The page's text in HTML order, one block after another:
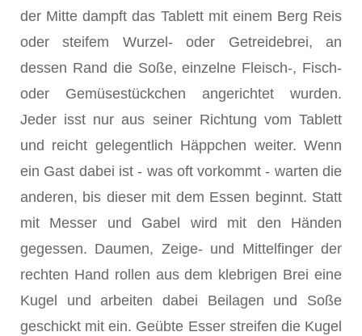
der Mitte dampft das Tablett mit einem Berg Reis
oder steifem Wurzel- oder Getreidebrei, an
dessen Rand die Soße, einzelne Fleisch-, Fisch-
oder Gemüsestückchen angerichtet wurden.
Jeder isst nur aus seiner Richtung vom Tablett
und reicht gelegentlich Häppchen weiter. Wenn
ein Gast dabei ist - was oft vorkommt - warten die
anderen, bis dieser mit dem Essen beginnt. Statt
mit Messer und Gabel wird mit den Händen
gegessen. Daumen, Zeige- und Mittelfinger der
rechten Hand rollen aus dem klebrigen Brei eine
Kugel und arbeiten dabei Beilagen und Soße
geschickt mit ein. Geübte Esser streifen die Kugel